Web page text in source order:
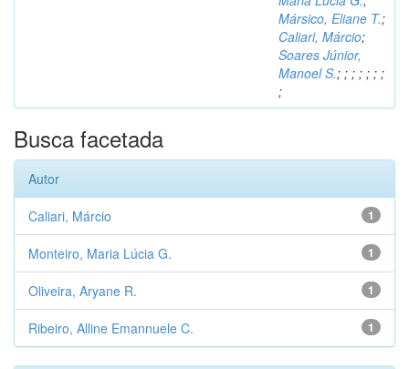
Mársico, Eliane T.;
Caliari, Márcio;
Soares Júnior,
Manoel S.; ; ; ; ; ; ;
;
Busca facetada
Autor
1
Caliari, Márcio
1
Monteiro, Maria Lúcia G.
1
Oliveira, Aryane R.
1
Ribeiro, Alline Emannuele C.